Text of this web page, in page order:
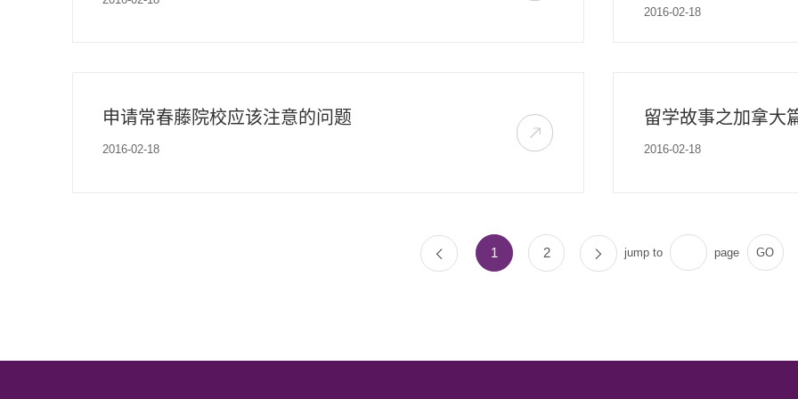
2016-02-18
申请常春藤院校应该注意的问题
2016-02-18
留学故事之加拿大
2016-02-18
1 2 jump to page